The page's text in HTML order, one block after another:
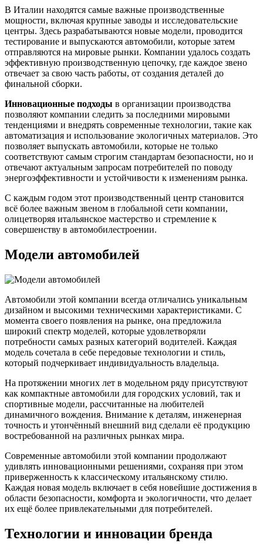
В Италии находятся самые важные производственные
мощности, включая крупные заводы и исследовательские
центры. Здесь разрабатываются новые модели, проводится
тестирование и выпускаются автомобили, которые затем
отправляются на мировые рынки. Компании удалось создать
эффективную производственную цепочку, где каждое звено
отвечает за свою часть работы, от создания деталей до
финальной сборки.
Инновационные подходы в организации производства
позволяют компании следить за последними мировыми
тенденциями и внедрять современные технологии, такие как
автоматизация и использование экологичных материалов. Это
позволяет выпускать автомобили, которые не только
соответствуют самым строгим стандартам безопасности, но и
отвечают актуальным запросам потребителей по поводу
энергоэффективности и устойчивости к изменениям рынка.
С каждым годом этот производственный центр становится
всё более важным звеном в глобальной сети компании,
олицетворяя итальянское мастерство и стремление к
совершенству в автомобилестроении.
Модели автомобилей
Автомобили этой компании всегда отличались уникальным
дизайном и высокими техническими характеристиками. С
момента своего появления на рынке, она предложила
широкий спектр моделей, которые удовлетворяли
потребности самых разных категорий водителей. Каждая
модель сочетала в себе передовые технологии и стиль,
который подчеркивает индивидуальность владельца.
На протяжении многих лет в модельном ряду присутствуют
как компактные автомобили для городских условий, так и
спортивные модели, рассчитанные на любителей
динамичного вождения. Внимание к деталям, инженерная
точность и утончённый внешний вид сделали её продукцию
востребованной на различных рынках мира.
Современные автомобили этой компании продолжают
удивлять инновационными решениями, сохраняя при этом
приверженность к классическому итальянскому стилю.
Каждая новая модель включает в себя новейшие достижения в
области безопасности, комфорта и экологичности, что делает
их ещё более привлекательными для потребителей.
Технологии и инновации бренда